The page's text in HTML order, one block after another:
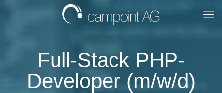
Full-Stack PHP-
Developer (m/w/d)